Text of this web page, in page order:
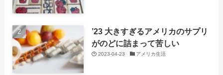
’23 大きすぎるアメリカのサプリ
がのどに詰まって苦しい
2023-04-23 アメリカ生活